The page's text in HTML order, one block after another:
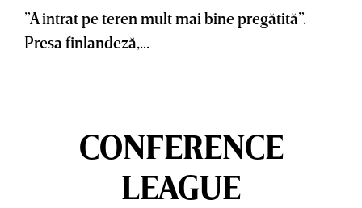
”A intrat pe teren mult mai bine pregătită”.
Presa finlandeză,...
CONFERENCE
LEAGUE